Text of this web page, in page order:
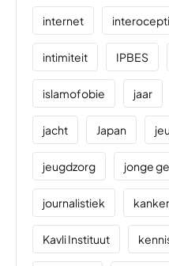
internet
intimiteit IPBES
islamofobie jaar
jacht Japan
jeugdzorg jonge
journalistiek kanker
Kavli Instituut